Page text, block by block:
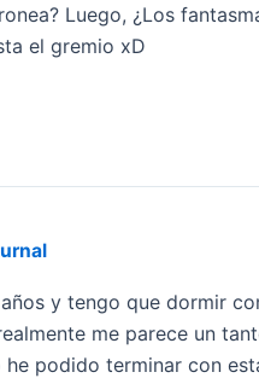
Luego, ¿Los
el gremio xD
y tengo que dormir
me parece un
he podido terminar con